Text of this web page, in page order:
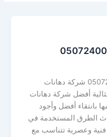
شركة دهانات بالرياض 0507240005 شركة دهانات
أفضل شركة دهانات
بانتقاء أفضل وأجود
الطرق المستخدمة في
وعصرية تتناسب مع